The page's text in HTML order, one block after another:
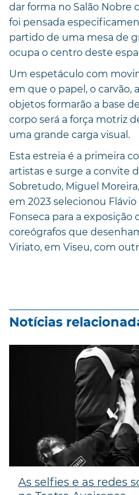
dar forma no Salão Nobre
foi pensada
partido de uma mesa de
ocupa o centro deste
Um espetáculo com
em que o papel, o carvão,
objetos formarão a base
corpo será a força motriz
uma grande carga visual.
Esta estreia é a primeira
artistas e surge a convite
Sobretudo, Miguel
em 2023 selecionou
Fonseca para a exposição
coreógrafos que
Viriato, em Viseu, com
Notícias
As selfies e as redes